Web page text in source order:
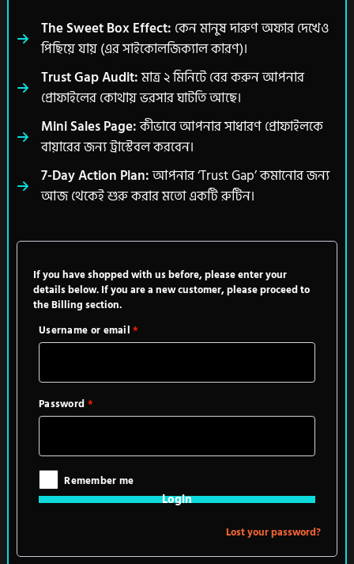
The Sweet Box Effect: কেন মানুষ দারুণ অফার দেখেও
পিছিয়ে যায় (এর সাইকোলজিক্যাল কারণ)।
Trust Gap Audit:মাত্র ২ মিনিটে বের করুন আপনার
প্রোফাইলের কোথায় ভরসার ঘাটতি আছে।
Mini Sales Page:কীভাবে আপনার সাধারণ প্রোফাইলকে
বায়ারের জন্য ট্রাস্টেবল করবেন।
7-Day Action Plan:আপনার ‘Trust Gap’ কমানোর জন্য
আজ থেকেই শুরু করার মতো একটি রুটিন।
If you have shopped with us before, please enter your
details below. If you are a new customer, please proceed to
the Billing section.
Username or email*
Password*
Remember me
Login
Lost your password?